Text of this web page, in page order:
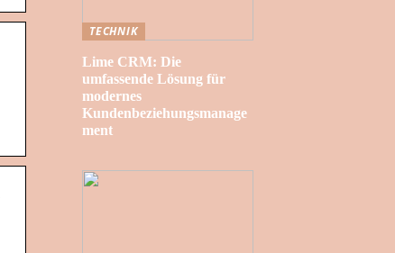
TECHNIK
Lime CRM: Die
umfassende Lösung für
modernes
Kundenbeziehungsmanage
ment